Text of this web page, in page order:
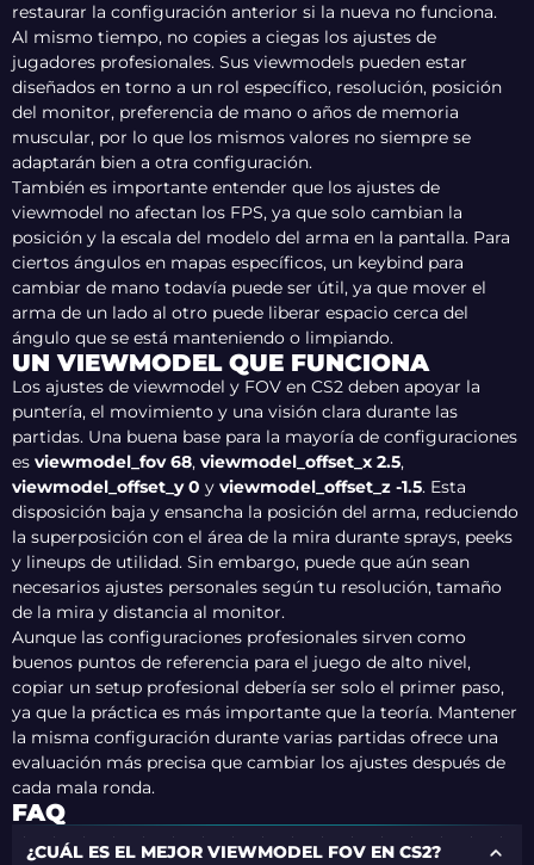
restaurar la configuración anterior si la nueva no funciona.
Al mismo tiempo, no copies a ciegas los ajustes de
jugadores profesionales. Sus viewmodels pueden estar
diseñados en torno a un rol específico, resolución, posición
del monitor, preferencia de mano o años de memoria
muscular, por lo que los mismos valores no siempre se
adaptarán bien a otra configuración.
También es importante entender que los ajustes de
viewmodel no afectan los FPS, ya que solo cambian la
posición y la escala del modelo del arma en la pantalla. Para
ciertos ángulos en mapas específicos, un keybind para
cambiar de mano todavía puede ser útil, ya que mover el
arma de un lado al otro puede liberar espacio cerca del
ángulo que se está manteniendo o limpiando.
UN VIEWMODEL QUE FUNCIONA
Los ajustes de viewmodel y FOV en CS2 deben apoyar la
puntería, el movimiento y una visión clara durante las
partidas. Una buena base para la mayoría de configuraciones
es viewmodel_fov 68, viewmodel_offset_x 2.5,
viewmodel_offset_y 0 y viewmodel_offset_z -1.5. Esta
disposición baja y ensancha la posición del arma, reduciendo
la superposición con el área de la mira durante sprays, peeks
y lineups de utilidad. Sin embargo, puede que aún sean
necesarios ajustes personales según tu resolución, tamaño
de la mira y distancia al monitor.
Aunque las configuraciones profesionales sirven como
buenos puntos de referencia para el juego de alto nivel,
copiar un setup profesional debería ser solo el primer paso,
ya que la práctica es más importante que la teoría. Mantener
la misma configuración durante varias partidas ofrece una
evaluación más precisa que cambiar los ajustes después de
cada mala ronda.
FAQ
¿CUÁL ES EL MEJOR VIEWMODEL FOV EN CS2?